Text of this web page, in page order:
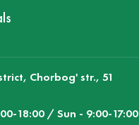
Chorbog' str., 51
18:00 / Sun - 9:00-17:00